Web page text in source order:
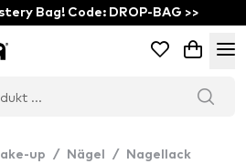
Bag! Code: DROP-BAG >>
up / Nägel / Nagellack